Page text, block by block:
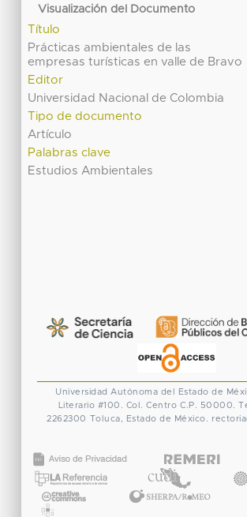
Visualización del Documento
Título
Prácticas ambientales de las
empresas turísticas en valle de Bravo
Editor
Universidad Nacional de Colombia
Tipo de documento
Artículo
Palabras clave
Estudios Ambientales
Universidad Autónoma del Estado de
Literario #100. Col. Centro C.P. 50000.
2262300 Toluca, Estado de México.